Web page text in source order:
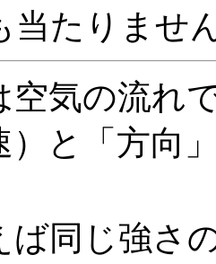
当たりませ
気の流れ
）と「方向
同じ強さ